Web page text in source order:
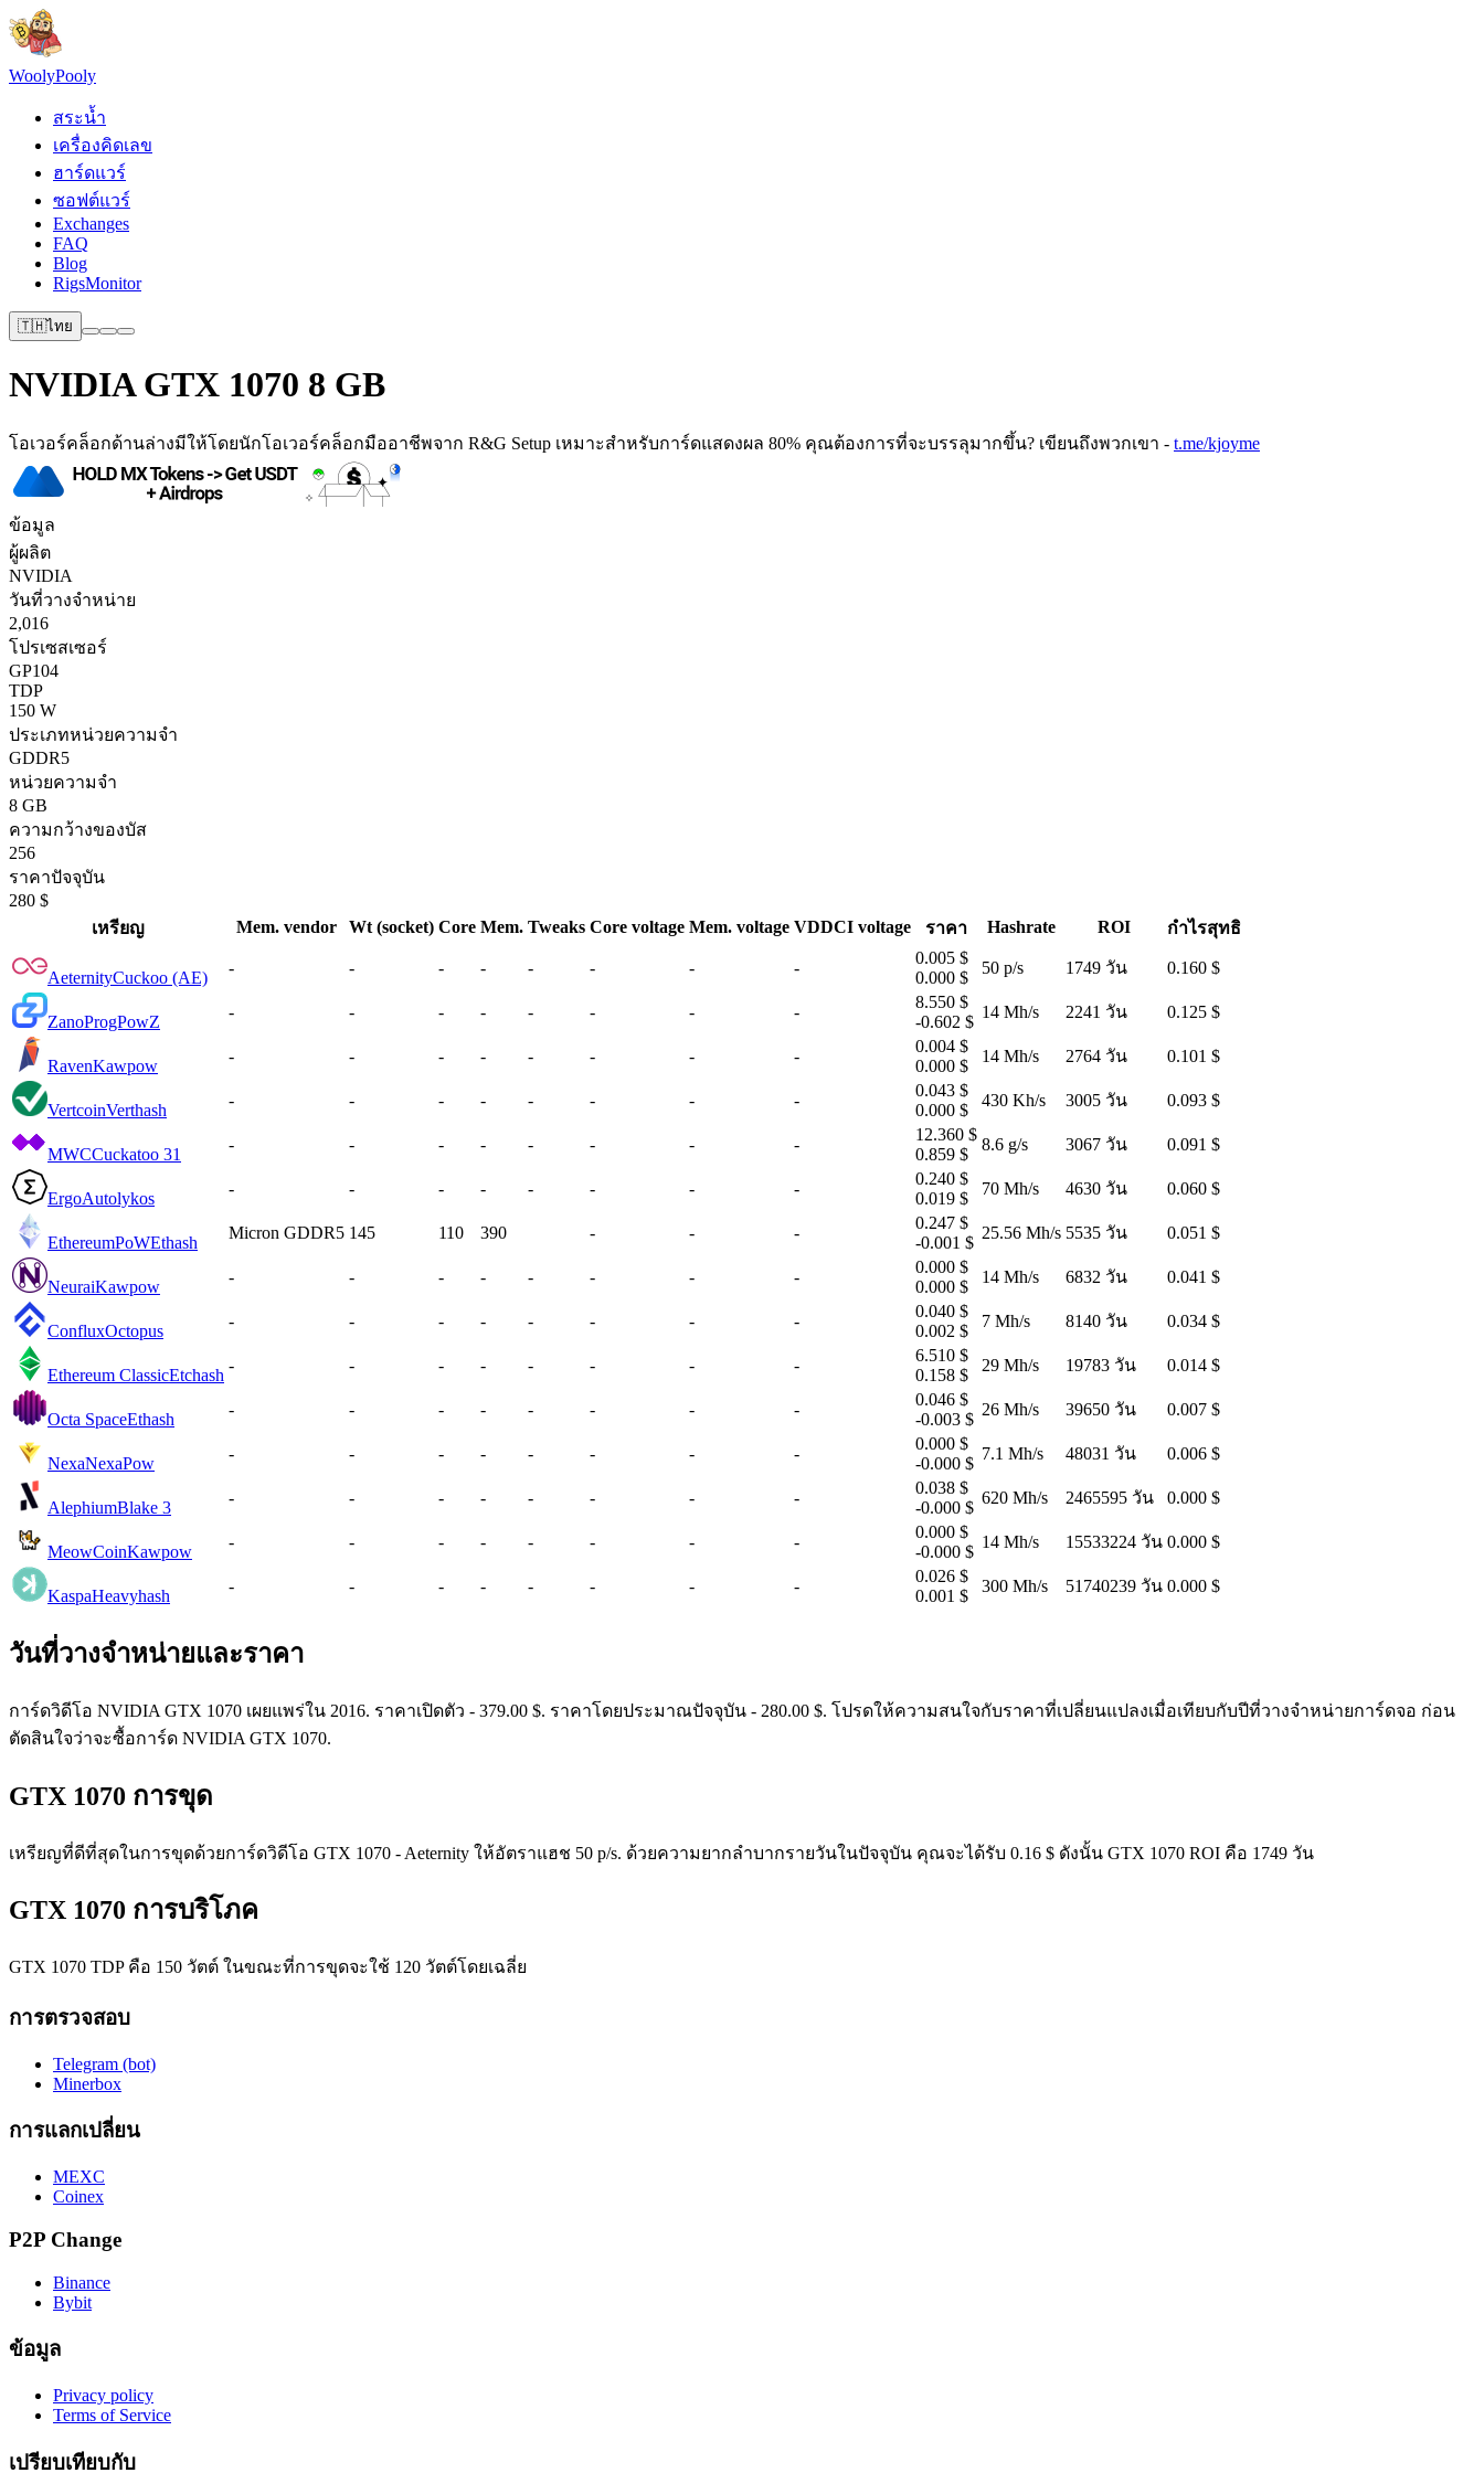
WoolyPooly
สระน้ำ
เครื่องคิดเลข
ฮาร์ดแวร์
ซอฟต์แวร์
Exchanges
FAQ
Blog
RigsMonitor
🇹🇭ไทย
NVIDIA GTX 1070 8 GB
โอเวอร์คล็อกด้านล่างมีให้โดยนักโอเวอร์คล็อกมืออาชีพจาก R&G Setup เหมาะสำหรับการ์ดแสดงผล 80% คุณต้องการที่จะบรรลุมากขึ้น? เขียนถึงพวกเขา - t.me/kjoyme
ข้อมูล
ผู้ผลิต
NVIDIA
วันที่วางจำหน่าย
2,016
โปรเซสเซอร์
GP104
TDP
150 W
ประเภทหน่วยความจำ
GDDR5
หน่วยความจำ
8 GB
ความกว้างของบัส
256
ราคาปัจจุบัน
280 $
เหรียญ
Mem. vendor Wt (socket) Core Mem. Tweaks Core voltage Mem. voltage VDDCI voltage ราคา Hashrate ROI กำไรสุทธิ
AeternityCuckoo (AE)
- - - - - - - -
0.005 $
0.000 $
50 p/s 1749 วัน 0.160 $
ZanoProgPowZ
- - - - - - - -
8.550 $
-0.602 $
14 Mh/s 2241 วัน 0.125 $
RavenKawpow
- - - - - - - -
0.004 $
0.000 $
14 Mh/s 2764 วัน 0.101 $
VertcoinVerthash
- - - - - - - -
0.043 $
0.000 $
430 Kh/s 3005 วัน 0.093 $
MWCCuckatoo 31
- - - - - - - -
12.360 $
0.859 $
8.6 g/s 3067 วัน 0.091 $
ErgoAutolykos
- - - - - - - -
0.240 $
0.019 $
70 Mh/s 4630 วัน 0.060 $
EthereumPoWEthash
Micron GDDR5 145 110 390 - - -
0.247 $
-0.001 $
25.56 Mh/s 5535 วัน 0.051 $
NeuraiKawpow
- - - - - - - -
0.000 $
0.000 $
14 Mh/s 6832 วัน 0.041 $
ConfluxOctopus
- - - - - - - -
0.040 $
0.002 $
7 Mh/s 8140 วัน 0.034 $
Ethereum ClassicEtchash
- - - - - - - -
6.510 $
0.158 $
29 Mh/s 19783 วัน 0.014 $
Octa SpaceEthash
- - - - - - - -
0.046 $
-0.003 $
26 Mh/s 39650 วัน 0.007 $
NexaNexaPow
- - - - - - - -
0.000 $
-0.000 $
7.1 Mh/s 48031 วัน 0.006 $
AlephiumBlake 3
- - - - - - - -
0.038 $
-0.000 $
620 Mh/s 2465595 วัน 0.000 $
MeowCoinKawpow
- - - - - - - -
0.000 $
-0.000 $
14 Mh/s 15533224 วัน 0.000 $
KaspaHeavyhash
- - - - - - - -
0.026 $
0.001 $
300 Mh/s 51740239 วัน 0.000 $
วันที่วางจำหน่ายและราคา
การ์ดวิดีโอ NVIDIA GTX 1070 เผยแพร่ใน 2016. ราคาเปิดตัว - 379.00 $. ราคาโดยประมาณปัจจุบัน - 280.00 $. โปรดให้ความสนใจกับราคาที่เปลี่ยนแปลงเมื่อเทียบกับปีที่วางจำหน่ายการ์ดจอ ก่อน
ตัดสินใจว่าจะซื้อการ์ด NVIDIA GTX 1070.
GTX 1070 การขุด
เหรียญที่ดีที่สุดในการขุดด้วยการ์ดวิดีโอ GTX 1070 - Aeternity ให้อัตราแฮช 50 p/s. ด้วยความยากลำบากรายวันในปัจจุบัน คุณจะได้รับ 0.16 $ ดังนั้น GTX 1070 ROI คือ 1749 วัน
GTX 1070 การบริโภค
GTX 1070 TDP คือ 150 วัตต์ ในขณะที่การขุดจะใช้ 120 วัตต์โดยเฉลี่ย
การตรวจสอบ
Telegram (bot)
Minerbox
การแลกเปลี่ยน
MEXC
Coinex
P2P Change
Binance
Bybit
ข้อมูล
Privacy policy
Terms of Service
เปรียบเทียบกับ